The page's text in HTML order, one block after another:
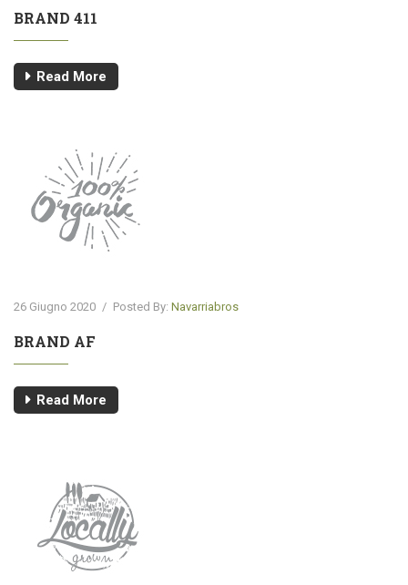
BRAND 411
Read More
26 Giugno 2020 / Posted By: Navarriabros
BRAND AF
Read More